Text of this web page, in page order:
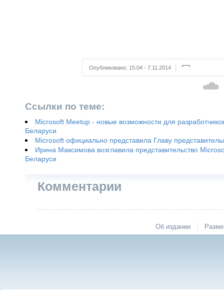
Опубликовано: 15:04 - 7.11.2014
Ссылки по теме:
Microsoft Meetup - новые возможности для
Беларуси
Microsoft официально представила Главу
Ирина Максимова возглавила представительство
Беларуси
Комментарии
Об издании |